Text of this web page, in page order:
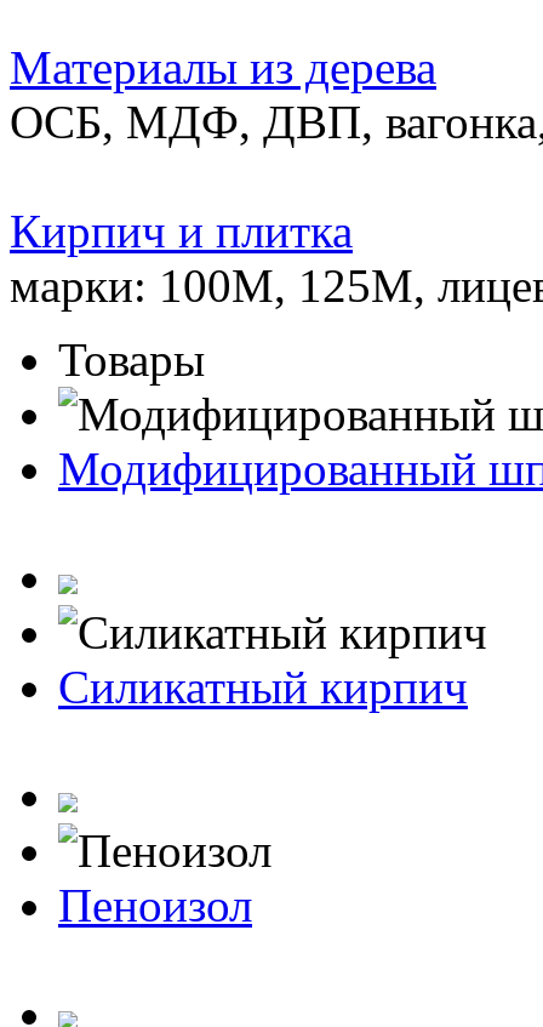
Материалы из дерева
ОСБ, МДФ, ДВП,
Кирпич и плитка
марки: 100М, 125М,
Товары
Модифицированный
Силикатный кирпич
Пеноизол